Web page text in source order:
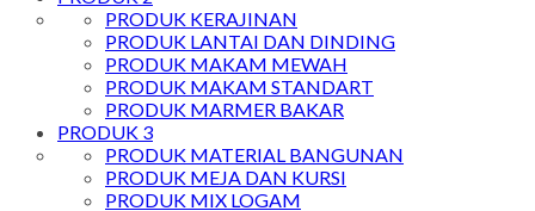
PRODUK KERAJINAN
PRODUK LANTAI DAN DINDING
PRODUK MAKAM MEWAH
PRODUK MAKAM STANDART
PRODUK MARMER BAKAR
PRODUK 3
PRODUK MATERIAL BANGUNAN
PRODUK MEJA DAN KURSI
PRODUK MIX LOGAM